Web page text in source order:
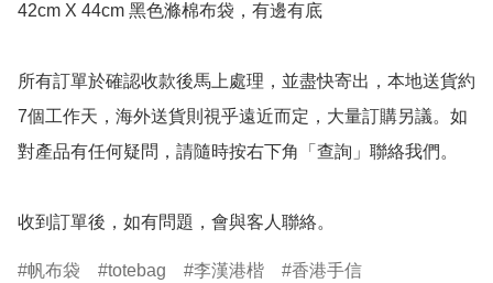
42cm X 44cm 黑色滌棉布袋，有邊有底
所有訂單於確認收款後馬上處理，並盡快寄出，本地送貨約
7個工作天，海外送貨則視乎遠近而定，大量訂購另議。如
對產品有任何疑問，請隨時按右下角「查詢」聯絡我們。
收到訂單後，如有問題，會與客人聯絡。
帆布袋 totebag 李漢港楷 香港手信